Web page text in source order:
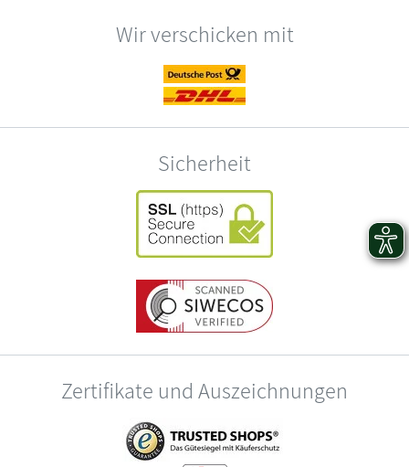
Wir verschicken mit
Sicherheit
Zertifikate und Auszeichnungen